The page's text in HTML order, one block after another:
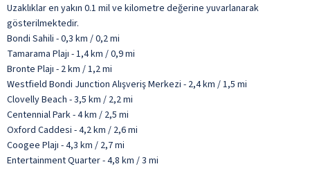
Uzaklıklar en yakın 0.1 mil ve kilometre değerine yuvarlanarak
gösterilmektedir.
Bondi Sahili - 0,3 km / 0,2 mi
Tamarama Plajı - 1,4 km / 0,9 mi
Bronte Plajı - 2 km / 1,2 mi
Westfield Bondi Junction Alışveriş Merkezi - 2,4 km / 1,5 mi
Clovelly Beach - 3,5 km / 2,2 mi
Centennial Park - 4 km / 2,5 mi
Oxford Caddesi - 4,2 km / 2,6 mi
Coogee Plajı - 4,3 km / 2,7 mi
Entertainment Quarter - 4,8 km / 3 mi